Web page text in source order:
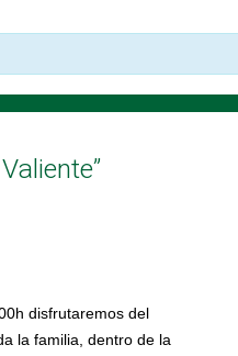
disfrutaremos del
la familia, dentro de la